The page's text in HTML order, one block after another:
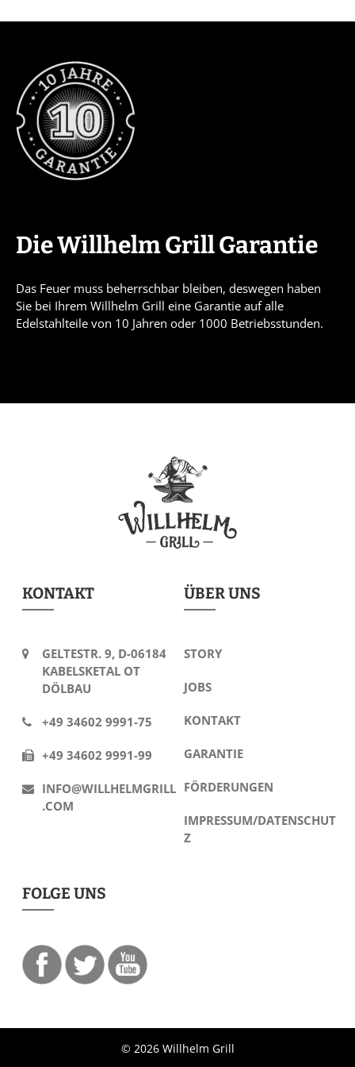
Die Willhelm Grill Garantie
Das Feuer muss beherrschbar bleiben, deswegen haben
Sie bei Ihrem Willhelm Grill eine Garantie auf alle
Edelstahlteile von 10 Jahren oder 1000 Betriebsstunden.
KONTAKT
GELTESTR. 9, D-06184
KABELSKETAL OT
DÖLBAU
+49 34602 9991-75
+49 34602 9991-99
INFO@WILLHELMGRILL
.COM
ÜBER UNS
STORY
JOBS
KONTAKT
GARANTIE
FÖRDERUNGEN
IMPRESSUM/DATENSCHUT
Z
FOLGE UNS
© 2026 Willhelm Grill